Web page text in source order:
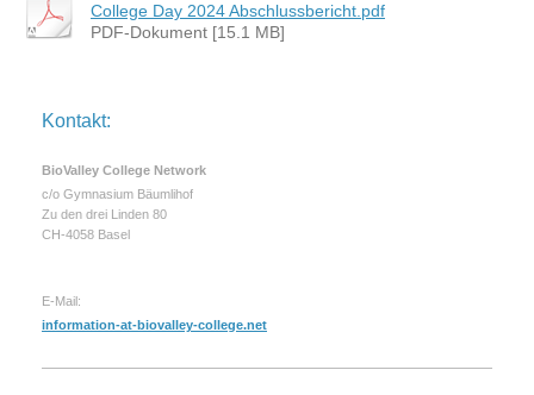
College Day 2024 Abschlussbericht.pdf
PDF-Dokument [15.1 MB]
Kontakt:
BioValley College Network
c/o Gymnasium Bäumlihof
Zu den drei Linden 80
CH-4058 Basel
E-Mail:
information-at-biovalley-college.net